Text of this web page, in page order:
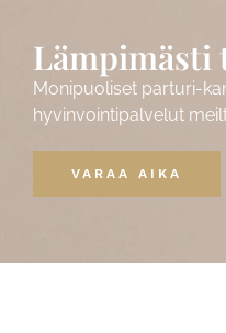
Lämpimästi
Monipuoliset parturi-
hyvinvointipalvelut
VARAA AIKA